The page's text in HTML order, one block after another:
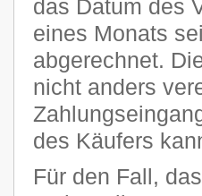
das Datum des
eines Monats
abgerechnet.
nicht anders
des Käufers
Für den Fall,